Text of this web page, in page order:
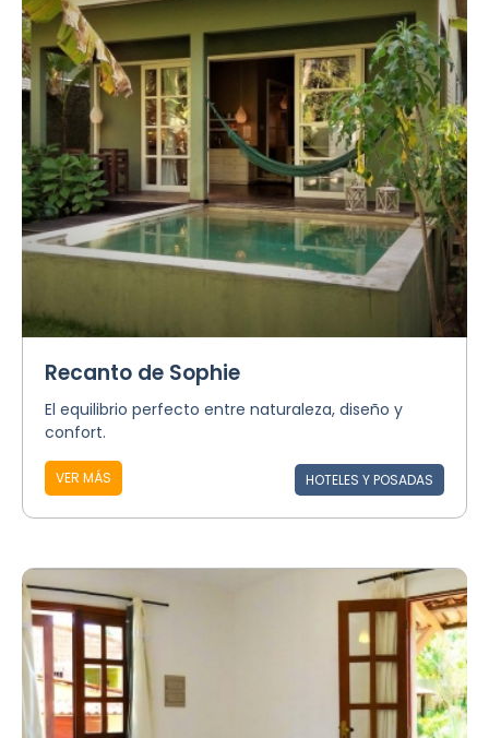
Recanto de Sophie
El equilibrio perfecto entre naturaleza, diseño y
confort.
VER MÁS HOTELES Y POSADAS